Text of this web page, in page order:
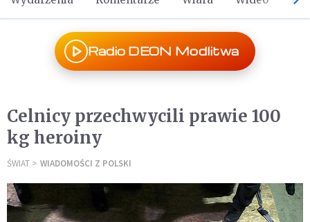
Radio DEON Modlitwa
Celnicy przechwycili prawie 100
kg heroiny
ŚWIAT WIADOMOŚCI Z POLSKI